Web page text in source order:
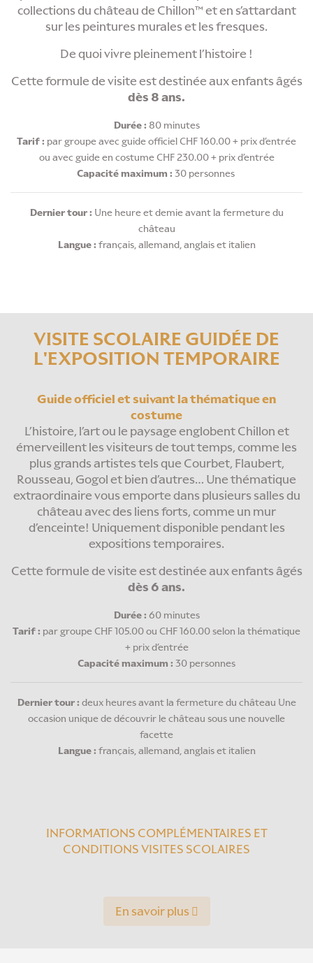
collections du château de Chillon™ et en s’attardant
sur les peintures murales et les fresques.
De quoi vivre pleinement l’histoire !
Cette formule de visite est destinée aux enfants âgés
dès 8 ans.
Durée : 80 minutes
Tarif : par groupe avec guide officiel CHF 160.00 + prix d’entrée
ou avec guide en costume CHF 230.00 + prix d’entrée
Capacité maximum : 30 personnes
Dernier tour : Une heure et demie avant la fermeture du
château
Langue : français, allemand, anglais et italien
VISITE SCOLAIRE GUIDÉE DE
L'EXPOSITION TEMPORAIRE
Guide officiel et suivant la thématique en
costume
L’histoire, l’art ou le paysage englobent Chillon et
émerveillent les visiteurs de tout temps, comme les
plus grands artistes tels que Courbet, Flaubert,
Rousseau, Gogol et bien d’autres… Une thématique
extraordinaire vous emporte dans plusieurs salles du
château avec des liens forts, comme un mur
d’enceinte! Uniquement disponible pendant les
expositions temporaires.
Cette formule de visite est destinée aux enfants âgés
dès 6 ans.
Durée : 60 minutes
Tarif : par groupe CHF 105.00 ou CHF 160.00 selon la thématique
+ prix d’entrée
Capacité maximum : 30 personnes
Dernier tour : deux heures avant la fermeture du château Une
occasion unique de découvrir le château sous une nouvelle
facette
Langue : français, allemand, anglais et italien
INFORMATIONS COMPLÉMENTAIRES ET
CONDITIONS VISITES SCOLAIRES
En savoir plus